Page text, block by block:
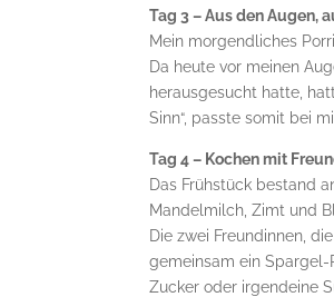
Tag 3 – Aus den Augen,
Mein morgendliches
Da heute vor meinen
herausgesucht hatte,
Sinn“, passte somit bei
Tag 4 – Kochen mit
Das Frühstück bestand
Mandelmilch, Zimt und
Die zwei Freundinnen,
gemeinsam ein
Zucker oder irgendeine